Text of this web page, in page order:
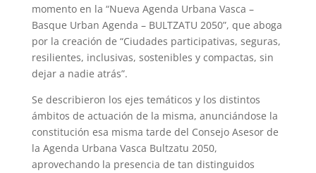
momento en la “Nueva Agenda Urbana Vasca –
Basque Urban Agenda – BULTZATU 2050”, que aboga
por la creación de “Ciudades participativas, seguras,
resilientes, inclusivas, sostenibles y compactas, sin
dejar a nadie atrás”.
Se describieron los ejes temáticos y los distintos
ámbitos de actuación de la misma, anunciándose la
constitución esa misma tarde del Consejo Asesor de
la Agenda Urbana Vasca Bultzatu 2050,
aprovechando la presencia de tan distinguidos